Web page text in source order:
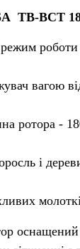
TB-BCT
вагою
ротора -
і